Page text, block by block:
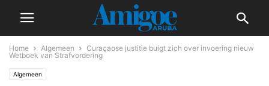
Home Algemeen
Curaçaose justitie buigt zich over invoering nieuw
Wetboek van Strafvordering
Algemeen